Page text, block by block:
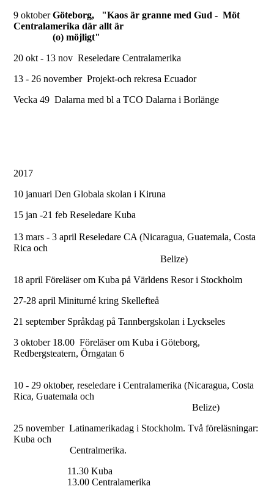
9 oktoberGöteborg, "Kaos är granne med Gud - Möt
Centralamerika där allt är
(o) möjligt"
20 okt - 13 nov Reseledare Centralamerika
13 - 26 november Projekt-och rekresa Ecuador
Vecka 49 Dalarna med bl a TCO Dalarna i Borlänge
2017
10 januari Den Globala skolan i Kiruna
15 jan -21 feb Reseledare Kuba
13 mars - 3 april Reseledare CA (Nicaragua, Guatemala, Costa
Rica och
Belize)
18 april Föreläser om Kuba på Världens Resor i Stockholm
27-28 april Miniturné kring Skellefteå
21 september Språkdag på Tannbergskolan i Lyckseles
3 oktober 18.00 Föreläser om Kuba i Göteborg,
Redbergsteatern, Örngatan 6
10 - 29 oktober, reseledare i Centralamerika (Nicaragua, Costa
Rica, Guatemala och
Belize)
25 november Latinamerikadag i Stockholm. Två föreläsningar:
Kuba och
Centralmerika.
11.30 Kuba
13.00 Centralamerika